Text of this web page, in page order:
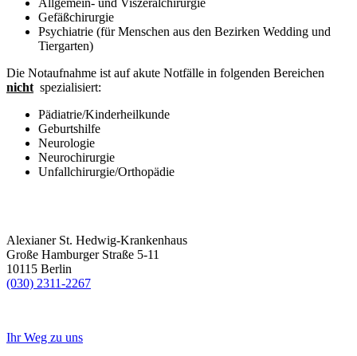
Gefäßchirurgie
Psychiatrie (für Menschen aus den Bezirken Wedding und
Tiergarten)
Die Notaufnahme ist auf akute Notfälle in folgenden Bereichen
nicht spezialisiert:
Pädiatrie/Kinderheilkunde
Geburtshilfe
Neurologie
Neurochirurgie
Unfallchirurgie/Orthopädie
Alexianer St. Hedwig-Krankenhaus
Große Hamburger Straße 5-11
10115 Berlin
(030) 2311-2267
Ihr Weg zu uns